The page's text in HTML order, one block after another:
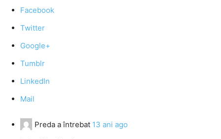
Facebook
Twitter
Google+
Tumblr
LinkedIn
Mail
Preda a întrebat 13 ani ago